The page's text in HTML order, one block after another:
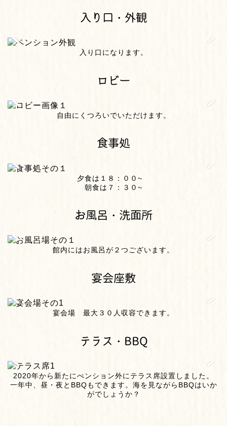
入り口・外観
入り口になります。
ロビー
自由にくつろいでいただけます。
食事処
夕食は１８：００~
朝食は７：３０~
お風呂・洗面所
館内にはお風呂が２つございます。
宴会座敷
宴会場 最大３０人収容できます。
テラス・BBQ
2020年から新たにぺンション外にテラス席設置しました。
一年中、昼・夜とBBQもできます。海を見ながらBBQはいか
がでしょうか？